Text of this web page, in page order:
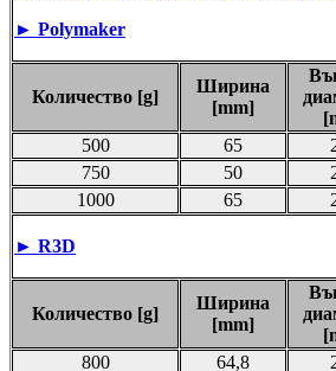
► Polymaker
Количество [g]
Ширина
[mm]
500 65
750
50
1000
65
► R3D
Количество [g]
Ширина
[mm]
800 64,8